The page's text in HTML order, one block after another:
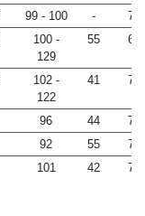
99 - 100 -
79
100 -
129
55 65
102 -
122
41 77
96 44
73
92 55
76
101 42 76